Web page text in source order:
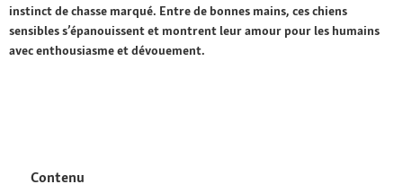
instinct de chasse marqué. Entre de bonnes mains, ces chiens
sensibles s’épanouissent et montrent leur amour pour les humains
avec enthousiasme et dévouement.
Contenu